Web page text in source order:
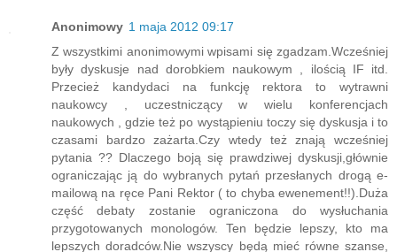
Anonimowy 1 maja 2012 09:17
Z wszystkimi anonimowymi wpisami się zgadzam.Wcześniej
były dyskusje nad dorobkiem naukowym , ilością IF itd.
Przecież kandydaci na funkcję rektora to wytrawni
naukowcy , uczestniczący w wielu konferencjach
naukowych , gdzie też po wystąpieniu toczy się dyskusja i to
czasami bardzo zażarta.Czy wtedy też znają wcześniej
pytania ?? Dlaczego boją się prawdziwej dyskusji,głównie
ograniczając ją do wybranych pytań przesłanych drogą e-
mailową na ręce Pani Rektor ( to chyba ewenement!!).Duża
część debaty zostanie ograniczona do wysłuchania
przygotowanych monologów. Ten będzie lepszy, kto ma
lepszych doradców.Nie wszyscy będą mieć równe szanse,